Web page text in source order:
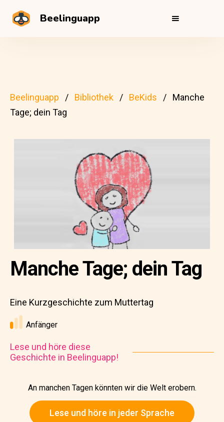
Beelinguapp
Beelinguapp Bibliothek BeKids
Manche
Tage; dein Tag
Manche Tage; dein Tag
Eine Kurzgeschichte zum Muttertag
Anfänger
Lese und höre diese
Geschichte in Beelinguapp!
An manchen Tagen könnten wir die Welt erobern.
Lese und höre in jeder Sprache